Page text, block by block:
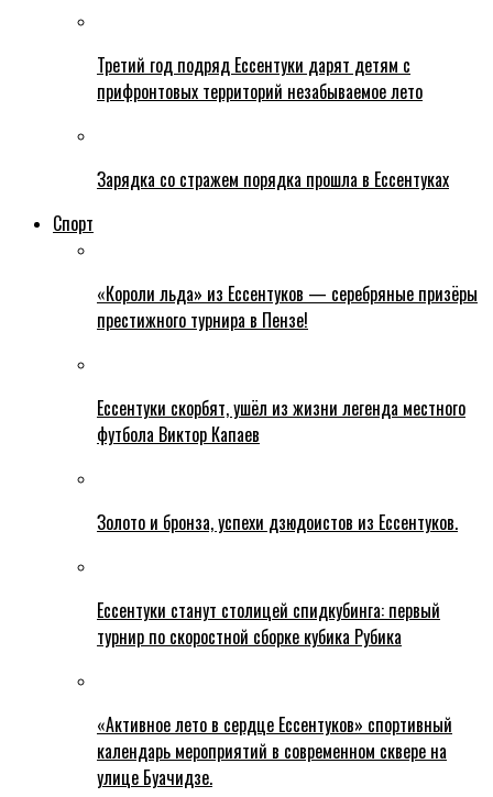
Третий год подряд Ессентуки дарят детям с
прифронтовых территорий незабываемое лето
Зарядка со стражем порядка прошла в Ессентуках
Спорт
«Короли льда» из Ессентуков — серебряные призёры
престижного турнира в Пензе!
Ессентуки скорбят, ушёл из жизни легенда местного
футбола Виктор Капаев
Золото и бронза, успехи дзюдоистов из Ессентуков.
Ессентуки станут столицей спидкубинга: первый
турнир по скоростной сборке кубика Рубика
«Активное лето в сердце Ессентуков» спортивный
календарь мероприятий в современном сквере на
улице Буачидзе.